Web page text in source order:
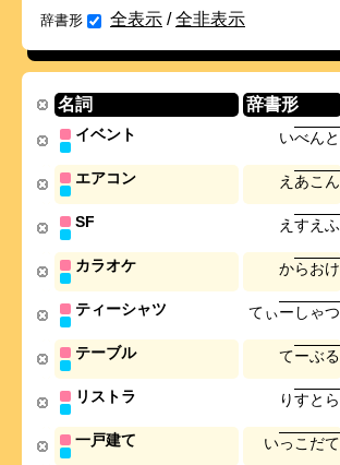
辞書形 全表示 /全非表示
名詞 辞書形
イベント いべんと
エアコン え あこ ん
SF え すえ ふ
カラオケ からおけ
ティーシャツ てぃー し ゃつ
テーブル てーぶる
リストラ りすと ら
一戸建て いっ こ だて